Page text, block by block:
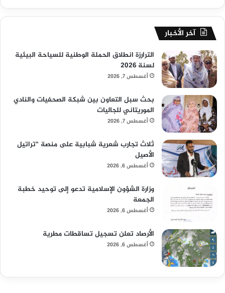
آخر الأخبار
الترارزة انطلاق الحملة الوطنية للسياحة البيئية
لسنة 2026
أغسطس 7, 2026
بحث سبل التعاون بين شبكة الصحفيات والنادي
الموريتاني للجاليات
أغسطس 7, 2026
ثلاث تجارب شعرية شبابية على منصة “تراتيل
الأصيل
أغسطس 6, 2026
وزارة الشؤون الإسلامية تدعو إلى توحيد خطبة
الجمعة
أغسطس 6, 2026
الأرصاد تعلن تسجيل تساقطات مطرية
أغسطس 6, 2026